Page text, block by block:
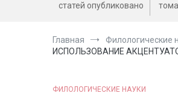
статей опубликовано тома
Главная
Филологические
ИСПОЛЬЗОВАНИЕ
ФИЛОЛОГИЧЕСКИЕ НАУКИ